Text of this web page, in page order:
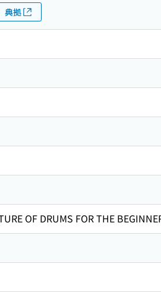
典拠
OF DRUMS FOR THE